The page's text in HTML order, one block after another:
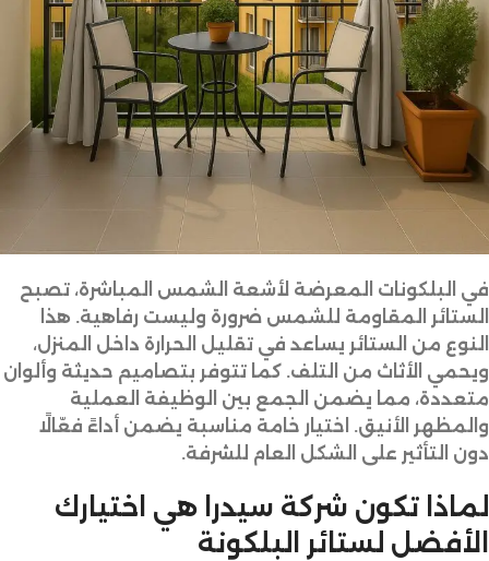
في البلكونات المعرضة لأشعة الشمس المباشرة، تصبح
الستائر المقاومة للشمس ضرورة وليست رفاهية. هذا
النوع من الستائر يساعد في تقليل الحرارة داخل المنزل،
ويحمي الأثاث من التلف. كما تتوفر بتصاميم حديثة وألوان
متعددة، مما يضمن الجمع بين الوظيفة العملية
والمظهر الأنيق. اختيار خامة مناسبة يضمن أداءً فعّالًا
دون التأثير على الشكل العام للشرفة.
لماذا تكون شركة سيدرا هي اختيارك
الأفضل لستائر البلكونة